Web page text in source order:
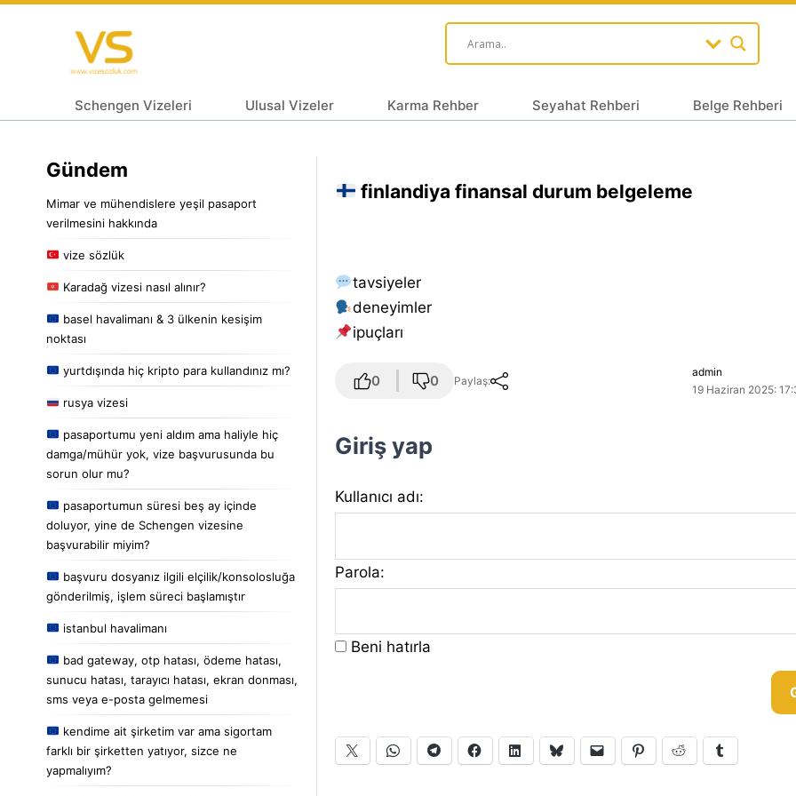
Schengen Vizeleri Ulusal Vizeler Karma Rehber Seyahat Rehberi Belge Rehberi
Gündem
Mimar ve mühendislere yeşil pasaport
verilmesini hakkında
vize sözlük
Karadağ vizesi nasıl alınır?
basel havalimanı & 3 ülkenin kesişim
noktası
yurtdışında hiç kripto para kullandınız mı?
rusya vizesi
pasaportumu yeni aldım ama haliyle hiç
damga/mühür yok, vize başvurusunda bu
sorun olur mu?
pasaportumun süresi beş ay içinde
doluyor, yine de Schengen vizesine
başvurabilir miyim?
başvuru dosyanız ilgili elçilik/konsolosluğa
gönderilmiş, işlem süreci başlamıştır
istanbul havalimanı
bad gateway, otp hatası, ödeme hatası,
sunucu hatası, tarayıcı hatası, ekran donması,
sms veya e-posta gelmemesi
kendime ait şirketim var ama sigortam
farklı bir şirketten yatıyor, sizce ne
yapmalıyım?
finlandiya finansal durum belgeleme
tavsiyeler
deneyimler
i̇puçları
0 0 Paylaş:
admin
19 Haziran 2025:
Giriş yap
Kullanıcı adı:
Parola:
Beni hatırla